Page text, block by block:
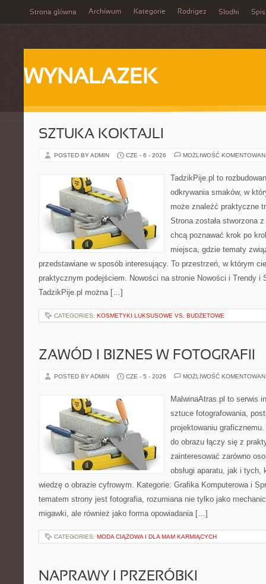
Strona główna Archiwum Kategorie Rodrigez Słodki Spis
WYNALAZEK
SZTUKA KOKTAJLI
POSTED BY ADMIN CZE - 6 - 2026 MOŻLIWOŚĆ
TadzikPije.pl to
odkrywania smaków, w
może znaleźć praktyczne
Strona została stworzona
chcą poznawać krok po
miejsca, gdzie tematy
przedstawiane w sposób interesujący. To przestrzeń, w którym
praktycznym podejściem. Nowości na stronie Nowości i Trendy i
TadzikPije.pl można […]
CATEGORIES: KOSMETYKI LUKSUSOWE VS. BUDŻETOWE
ZAWÓD I BIZNES W FOTOGRAFII
POSTED BY ADMIN CZE - 5 - 2026 MOŻLIWOŚĆ
MalwinaAtras.pl to serwis
sztuce fotografowania,
projektowaniu
do obrazu łączy się z
zainteresować zarówno
obsługi aparatu, jak i
wiedzę o obrazie cyfrowym. Kategorie: Grafika Komputerowa i
tematem strony jest fotografia, rozumiana nie tylko jako
migawki, ale również jako forma opowiadania […]
CATEGORIES: MODA CIĄŻOWA I DLA MAM KARMIĄCYCH
NAPRAWY I PRZERÓBKI